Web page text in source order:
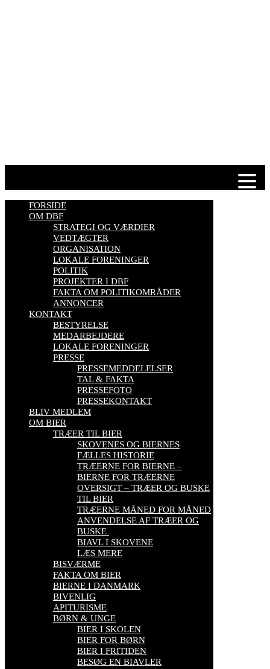
FORSIDE
OM DBF
STRATEGI OG VÆRDIER
VEDTÆGTER
ORGANISATION
LOKALE FORENINGER
POLITIK
PROJEKTER I DBF
FAKTA OM POLITIKOMRÅDER
ANNONCER
KONTAKT
BESTYRELSE
MEDARBEJDERE
LOKALE FORENINGER
PRESSE
PRESSEMEDDELELSER
TAL & FAKTA
PRESSEFOTO
PRESSEKONTAKT
BLIV MEDLEM
OM BIER
TRÆER TIL BIER
SKOVENES OG BIERNES
FÆLLES HISTORIE
TRÆERNE FOR BIERNE –
BIERNE FOR TRÆERNE
OVERSIGT – TRÆER OG BUSKE
TIL BIER
TRÆERNE MÅNED FOR MÅNED
ANVENDELSE AF TRÆER OG
BUSKE
BIAVL I SKOVENE
LÆS MERE
BISVÆRME
FAKTA OM BIER
BIERNE I DANMARK
BIVENLIG
APITURISME
BØRN & UNGE
BIER I SKOLEN
BIER FOR BØRN
BIER I FRITIDEN
BESØG EN BIAVLER